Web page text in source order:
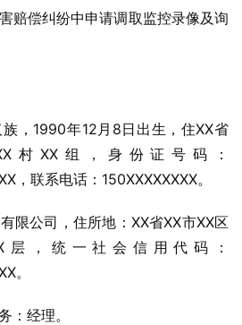
赔偿纠纷中申请调取监控录像及询
，1990年12月8日出生，住XX省
村XX组，身份证号码：
，联系电话：150XXXXXXXX。
限公司，住所地：XX省XX市XX区
，统一社会信用代码：
。
：经理。